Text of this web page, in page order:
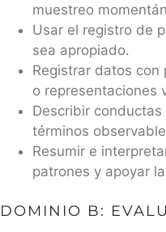
muestreo
Usar el registro de
sea apropiado.
Registrar datos con
o representaciones
Describir
términos
Resumir e
patrones y apoyar
DOMINIO B: